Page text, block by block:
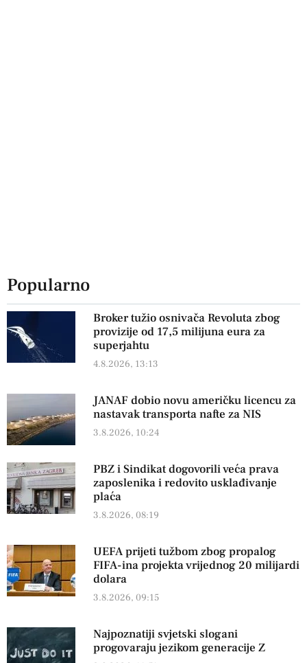
Popularno
Broker tužio osnivača Revoluta zbog
provizije od 17,5 milijuna eura za
superjahtu
4.8.2026, 13:13
JANAF dobio novu američku licencu za
nastavak transporta nafte za NIS
3.8.2026, 10:24
PBZ i Sindikat dogovorili veća prava
zaposlenika i redovito usklađivanje
plaća
3.8.2026, 08:19
UEFA prijeti tužbom zbog propalog
FIFA-ina projekta vrijednog 20 milijardi
dolara
3.8.2026, 09:15
Najpoznatiji svjetski slogani
progovaraju jezikom generacije Z